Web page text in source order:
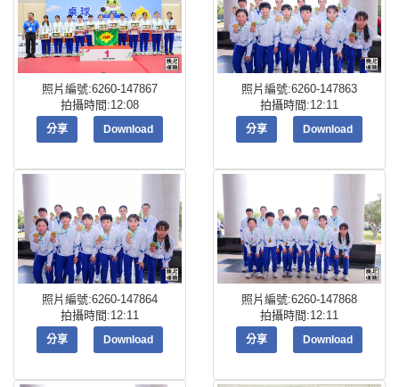
照片編號:6260-147867
拍攝時間:12:08
分享 Download
照片編號:6260-147863
拍攝時間:12:11
分享 Download
照片編號:6260-147864
拍攝時間:12:11
分享 Download
照片編號:6260-147868
拍攝時間:12:11
分享 Download